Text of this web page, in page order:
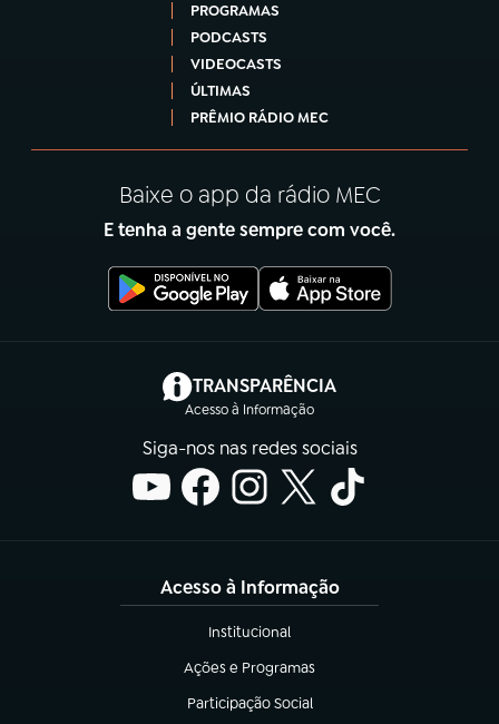
PROGRAMAS
PODCASTS
VIDEOCASTS
ÚLTIMAS
PRÊMIO RÁDIO MEC
Baixe o app da rádio MEC
E tenha a gente sempre com você.
TRANSPARÊNCIA
Acesso à Informação
(abre em nova aba)
Siga-nos nas redes sociais
Acesso à Informação
Institucional
(abre em nova aba)
Ações e Programas
(abre em nova aba)
Participação Social
(abre em nova aba)